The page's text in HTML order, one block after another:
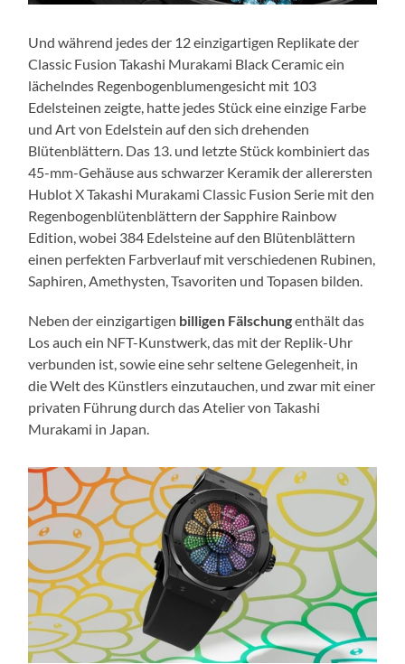
Und während jedes der 12 einzigartigen Replikate der
Classic Fusion Takashi Murakami Black Ceramic ein
lächelndes Regenbogenblumengesicht mit 103
Edelsteinen zeigte, hatte jedes Stück eine einzige Farbe
und Art von Edelstein auf den sich drehenden
Blütenblättern. Das 13. und letzte Stück kombiniert das
45-mm-Gehäuse aus schwarzer Keramik der allerersten
Hublot X Takashi Murakami Classic Fusion Serie mit den
Regenbogenblütenblättern der Sapphire Rainbow
Edition, wobei 384 Edelsteine auf den Blütenblättern
einen perfekten Farbverlauf mit verschiedenen Rubinen,
Saphiren, Amethysten, Tsavoriten und Topasen bilden.
Neben der einzigartigen billigen Fälschungenthält das
Los auch ein NFT-Kunstwerk, das mit der Replik-Uhr
verbunden ist, sowie eine sehr seltene Gelegenheit, in
die Welt des Künstlers einzutauchen, und zwar mit einer
privaten Führung durch das Atelier von Takashi
Murakami in Japan.